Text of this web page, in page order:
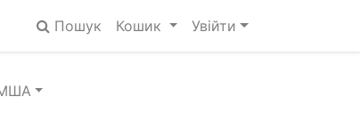
Пошук Кошик Увійти